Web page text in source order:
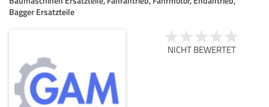
Bagger Ersatzteile
NICHT BEWERTET